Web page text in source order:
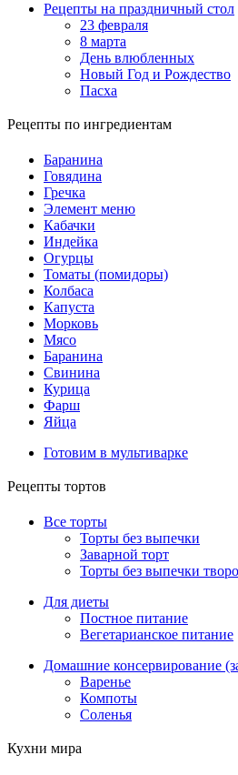
Рецепты на праздничный стол
23 февраля
8 марта
День влюбленных
Новый Год и Рождество
Пасха
Рецепты по ингредиентам
Баранина
Говядина
Гречка
Элемент меню
Кабачки
Индейка
Огурцы
Томаты (помидоры)
Колбаса
Капуста
Морковь
Мясо
Баранина
Свинина
Курица
Фарш
Яйца
Готовим в мультиварке
Рецепты тортов
Все торты
Торты без выпечки
Заварной торт
Торты без выпечки
Для диеты
Постное питание
Вегетарианское питание
Домашние консервирование
Варенье
Компоты
Соленья
Кухни мира